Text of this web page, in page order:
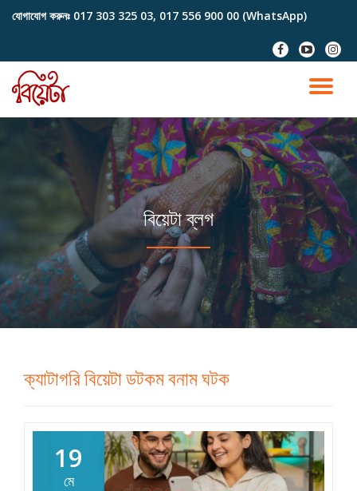
content
যোগাযোগ করুনঃ 017 303 325 03, 017 556 900 00 (WhatsApp)
fa-
facebook
fa-
youtube-
play
fa-
বিয়েটা ব্লগ
ক্যাটাগরিবিয়েটা ডটকম বনাম ঘটক
19
মে